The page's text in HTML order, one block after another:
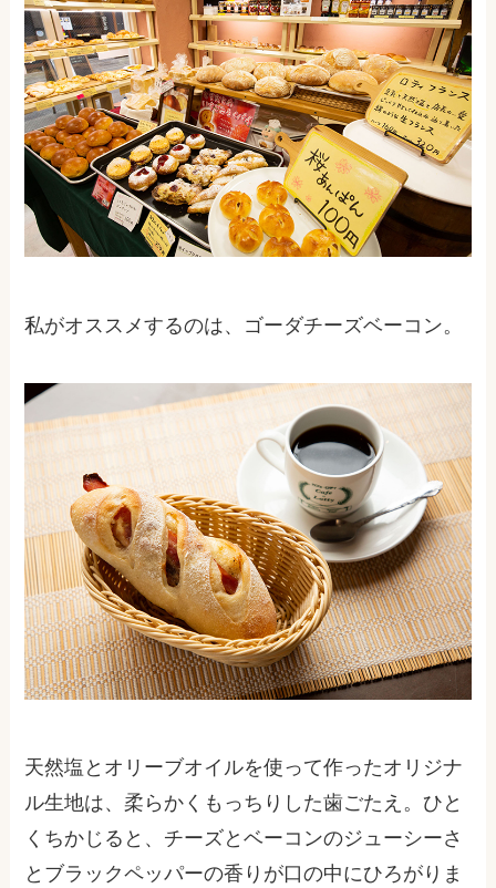
私がオススメするのは、ゴーダチーズベーコン。
天然塩とオリーブオイルを使って作ったオリジナ
ル生地は、柔らかくもっちりした歯ごたえ。ひと
くちかじると、チーズとベーコンのジューシーさ
とブラックペッパーの香りが口の中にひろがりま